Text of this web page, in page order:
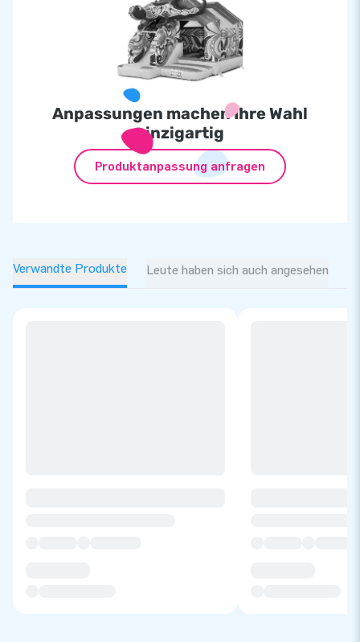
Anpassungen machen Ihre Wahl
einzigartig
Produktanpassung anfragen
Verwandte Produkte Leute haben sich auch angesehen